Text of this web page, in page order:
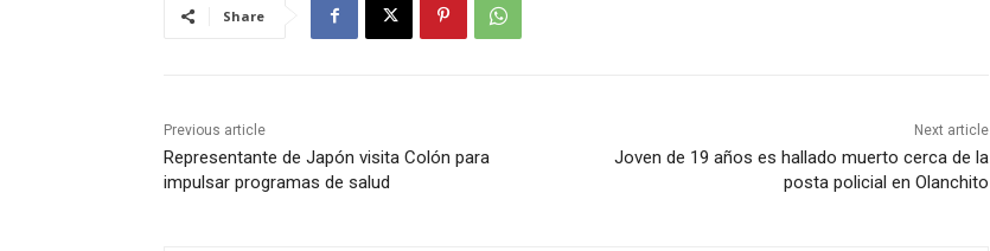
Share
Previous article
Representante de Japón visita Colón para
impulsar programas de salud
Next article
Joven de 19 años es hallado muerto cerca de la
posta policial en Olanchito